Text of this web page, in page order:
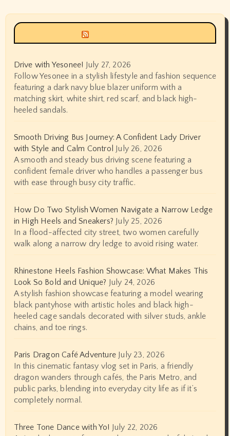
Drive with Yesonee! July 27, 2026
Follow Yesonee in a stylish lifestyle and fashion sequence
featuring a dark navy blue blazer uniform with a
matching skirt, white shirt, red scarf, and black high-
heeled sandals.
Smooth Driving Bus Journey: A Confident Lady Driver
with Style and Calm Control July 26, 2026
A smooth and steady bus driving scene featuring a
confident female driver who handles a passenger bus
with ease through busy city traffic.
How Do Two Stylish Women Navigate a Narrow Ledge
in High Heels and Sneakers? July 25, 2026
In a flood-affected city street, two women carefully
walk along a narrow dry ledge to avoid rising water.
Rhinestone Heels Fashion Showcase: What Makes This
Look So Bold and Unique? July 24, 2026
A stylish fashion showcase featuring a model wearing
black pantyhose with artistic holes and black high-
heeled cage sandals decorated with silver studs, ankle
chains, and toe rings.
Paris Dragon Café Adventure July 23, 2026
In this cinematic fantasy vlog set in Paris, a friendly
dragon wanders through cafés, the Paris Metro, and
public parks, blending into everyday city life as if it’s
completely normal.
Three Tone Dance with Yo! July 22, 2026